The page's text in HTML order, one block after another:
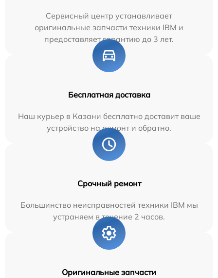
Сервисный центр устанавливает
оригинальные запчасти техники IBM и
предоставляет гарантию до 3 лет.
Бесплатная доставка
Наш курьер в Казани бесплатно доставит ваше
устройство на ремонт и обратно.
Срочный ремонт
Большинство неисправностей техники IBM мы
устраняем в течение 2 часов.
Оригинальные запчасти